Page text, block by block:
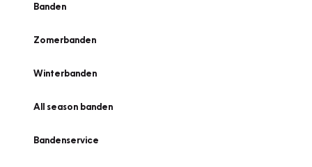
Banden
Zomerbanden
Winterbanden
All season banden
Bandenservice